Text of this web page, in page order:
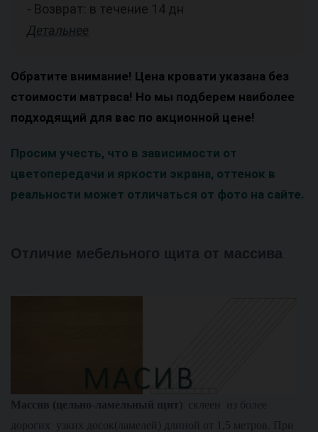
- Возврат: в течение 14 дн
Детальнее
Обратите внимание! Цена кровати указана без
стоимости матраса! Но мы подберем наиболее
подходящий для вас по акционной цене!
Просим учесть, что в зависимости от
цветопередачи и яркости экрана, оттенок в
реальности может отличаться от фото на сайте.
Отличие мебельного щита от массива
Массив (цельно-ламельный щит ) склеен из более
дорогих узких досок(ламелей) длиной от 1,5 метров. При